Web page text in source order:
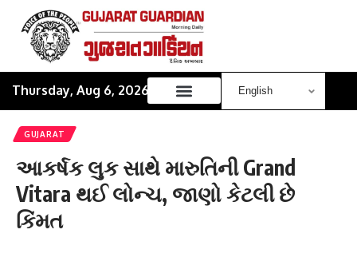
Thursday, Aug 6, 2026
GUJARAT
આકર્ષક લુક સાથે મારુતિની Grand
Vitara થઈ લોન્ચ, જાણો કેટલી છે
કિંમત